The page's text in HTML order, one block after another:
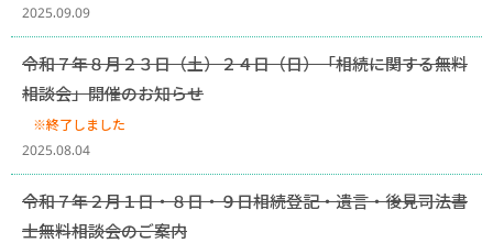
2025.09.09
令和７年８月２３日（土）２４日（日）「相続に関する無料
相談会」開催のお知らせ
※終了しました
2025.08.04
令和７年２月１日・８日・９日相続登記・遺言・後見司法書
士無料相談会のご案内